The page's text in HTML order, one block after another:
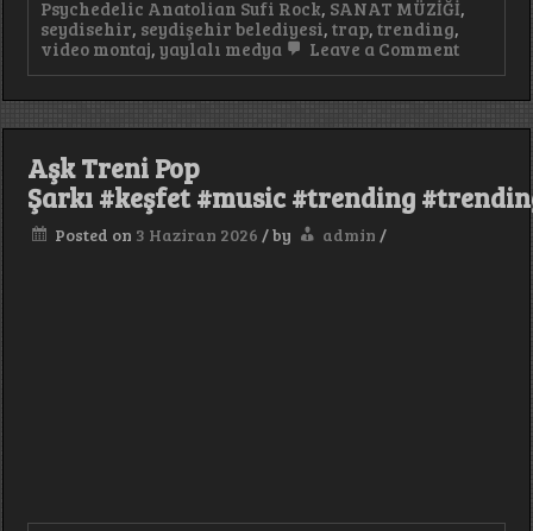
Psychedelic Anatolian Sufi Rock, SANAT MÜZİĞİ,
seydisehir, seydişehir belediyesi, trap, trending,
video montaj, yaylalı medya Leave a Commenton
Deep
House
House
#keşfet
Aşk Treni Pop
Şarkı #keşfet #music #trending
Posted on 3 Haziran 2026 /by admin /